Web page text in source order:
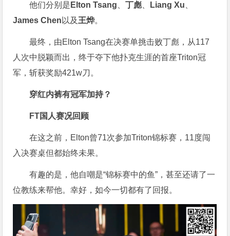
他们分别是 Elton Tsang 、丁彪 Liang Xu
James Chen 以及 王烨。
最终，由Elton Tsang在决赛单挑击败丁彪，从117
人次中脱颖而出，终于夺下他扑克生涯的首座Triton冠
军，斩获奖励421w刀。
穿红内裤有冠军加持？
FT国人赛况回顾
在这之前，Elton曾71次参加Triton锦标赛，11度闯
入决赛桌但都始终未果。
有趣的是，他自嘲是“锦标赛中的鱼”，甚至还请了一
位教练来帮他。幸好，如今一切都有了回报。